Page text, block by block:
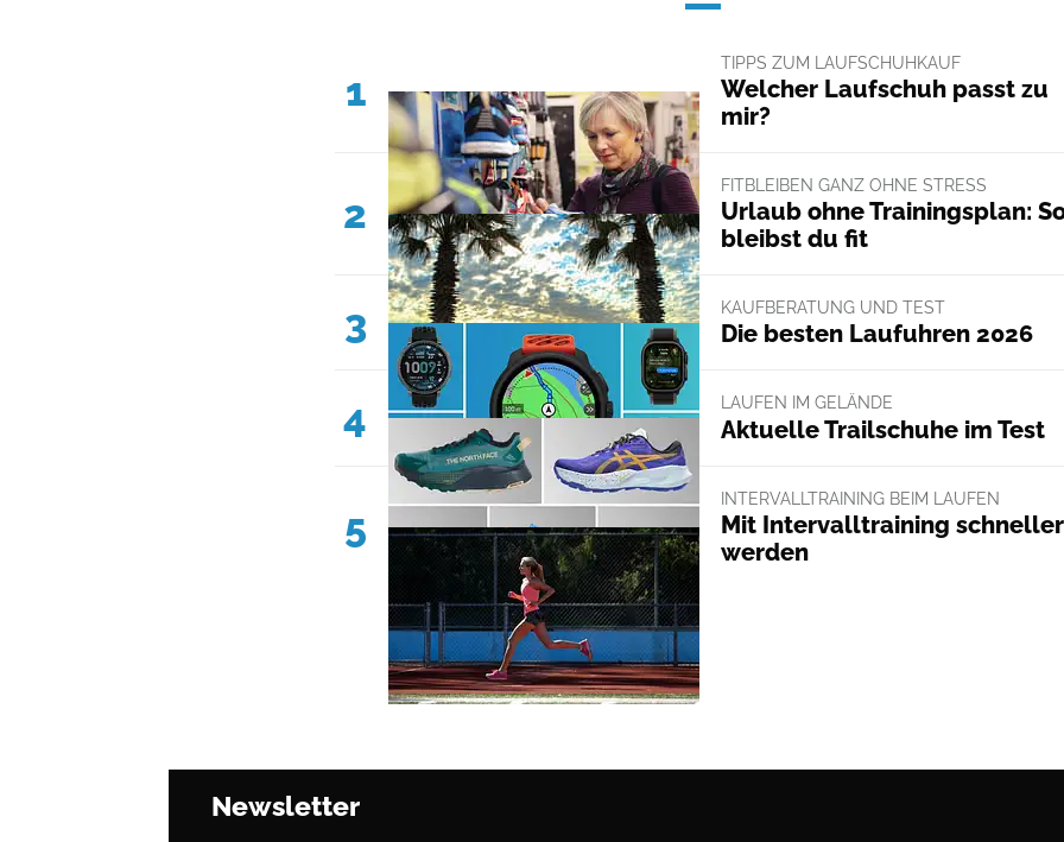
1
TIPPS ZUM LAUFSCHUHKAUF
Welcher Laufschuh passt zu
mir?
2
FITBLEIBEN GANZ OHNE STRESS
Urlaub ohne Trainingsplan:
bleibst du fit
3 KAUFBERATUNG UND TEST
Die besten Laufuhren 2026
4 LAUFEN IM GELÄNDE
Aktuelle Trailschuhe im Test
5
INTERVALLTRAINING BEIM LAUFEN
Mit Intervalltraining schneller
werden
Newsletter